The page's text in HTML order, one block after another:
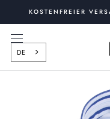
springen
KOSTENFREIER
DE